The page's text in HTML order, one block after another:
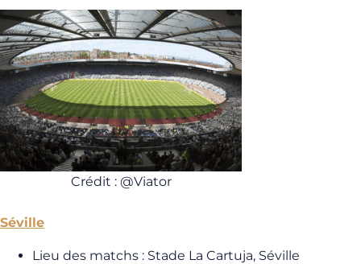
Crédit : @Viator
Séville
Lieu des matchs : Stade La Cartuja, Séville